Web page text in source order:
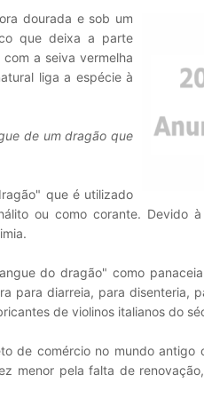
dourada e sob um
que deixa a parte
a seiva vermelha
liga a espécie à
de um dragão que
que é utilizado
ou como corante. Devido
do dragão" como
para diarreia, para disenteria,
de violinos italianos do
de comércio no mundo antigo
menor pela falta de